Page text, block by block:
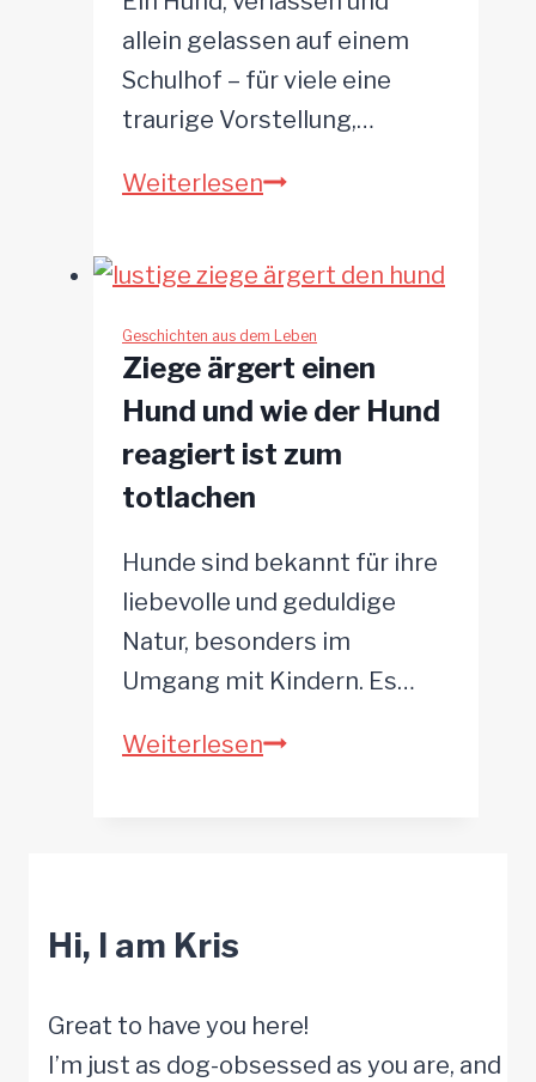
allein gelassen auf einem
Schulhof – für viele eine
traurige Vorstellung,…
WeiterlesenTagelang
auf
Schulhof
–
bis
ein
hilft
Geschichten aus dem Leben
Ziege ärgert einen
Hund und wie der Hund
reagiert ist zum
totlachen
Hunde sind bekannt für ihre
liebevolle und geduldige
Natur, besonders im
Umgang mit Kindern. Es…
WeiterlesenZiege
Hund
reagiert
Hi, I am Kris
Great to have you here!
I’m just as dog-obsessed as you are, and